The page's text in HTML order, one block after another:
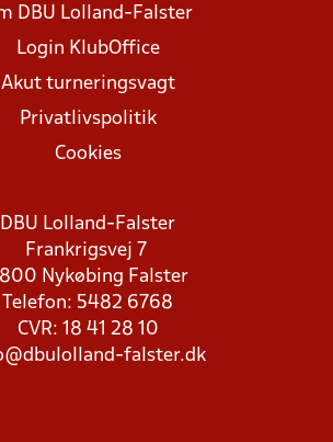
DBU Lolland-Falster
Login KlubOffice
Akut turneringsvagt
Privatlivspolitik
Cookies
DBU Lolland-Falster
Frankrigsvej 7
Nykøbing Falster
Telefon: 5482 6768
CVR: 18 41 28 10
falster.dk